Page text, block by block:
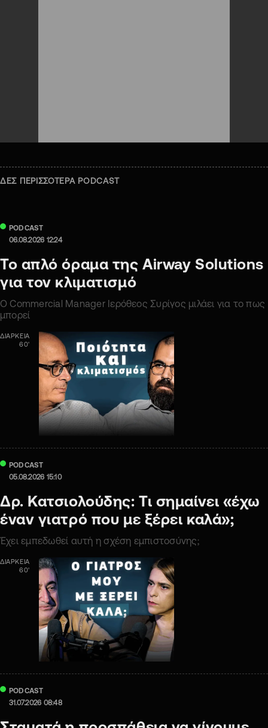
ΔΕΣ ΠΕΡΙΣΣΟΤΕΡΑ PODCAST
PODCAST
06.08.2026 12:24
Το απλό όραμα της Airway Solutions
για τον κλιματισμό
Ο Commercial Manager Ιερόθεος Συρίγος μιλάει για το πως
μπορεί
ΔΙΑΡΚΕΙΑ
60'
PODCAST
05.08.2026 15:10
Δρ. Κατσιολούδης: Τι σημαίνει «έχω
έναν γιατρό που με ξέρει καλά»;
Έχει εμπεδωθεί αυτή η σχέση εμπιστοσύνης;
ΔΙΑΡΚΕΙΑ
60'
PODCAST
31.07.2026 08:48